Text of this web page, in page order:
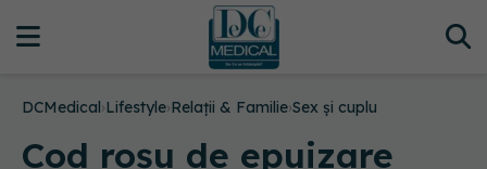
DCMedical›Lifestyle›Relații & Familie›Sex și cuplu
Cod roșu de epuizare